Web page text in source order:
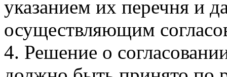
указанием их перечня и
осуществляющим
4. Решение о